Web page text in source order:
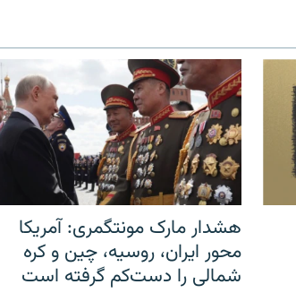
هشدار مارک مونتگمری: آمریکا
محور ایران، روسیه، چین و کره
شمالی را دست‌کم گرفته است